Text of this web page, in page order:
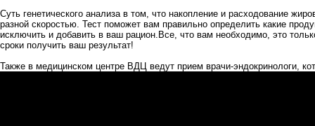
Суть генетического анализа в том, что накопление и расходование
разной скоростью. Тест поможет вам правильно определить какие
исключить и добавить в ваш рацион.Все, что вам необходимо, это
сроки получить ваш результат!
Также в медицинском центре ВДЦ ведут прием врачи-эндокринологи,